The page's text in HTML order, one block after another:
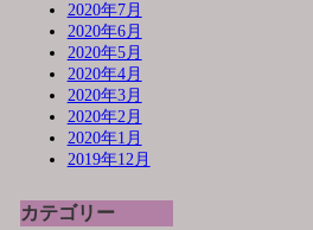
2020年7月
2020年6月
2020年5月
2020年4月
2020年3月
2020年2月
2020年1月
2019年12月
カテゴリー